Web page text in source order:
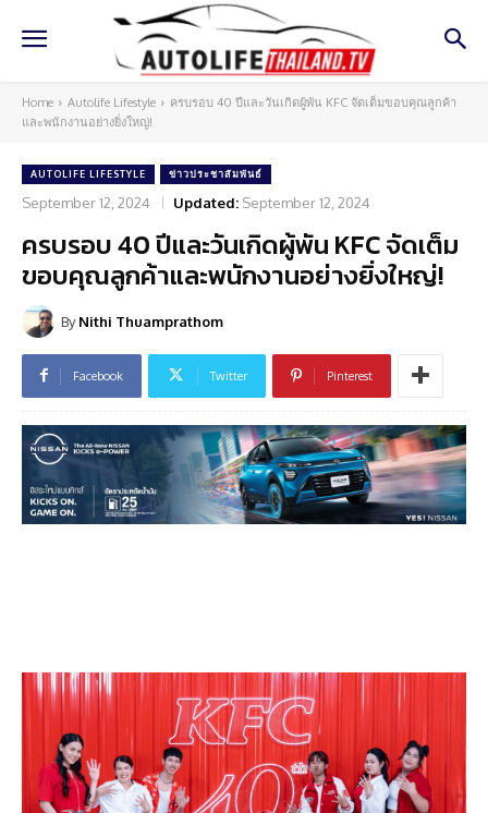
Home Autolife Lifestyle
ครบรอบ 40 ปีและวันเกิดผู้พัน KFC จัดเต็มขอบคุณลูกค้า
และพนักงานอย่างยิ่งใหญ่!
AUTOLIFE LIFESTYLE ข่าวประชาสัมพันธ์
September 12, 2024 Updated: September 12, 2024
ครบรอบ 40 ปีและวันเกิดผู้พัน KFC จัดเต็ม
ขอบคุณลูกค้าและพนักงานอย่างยิ่งใหญ่!
By Nithi Thuamprathom
Facebook Twitter Pinterest